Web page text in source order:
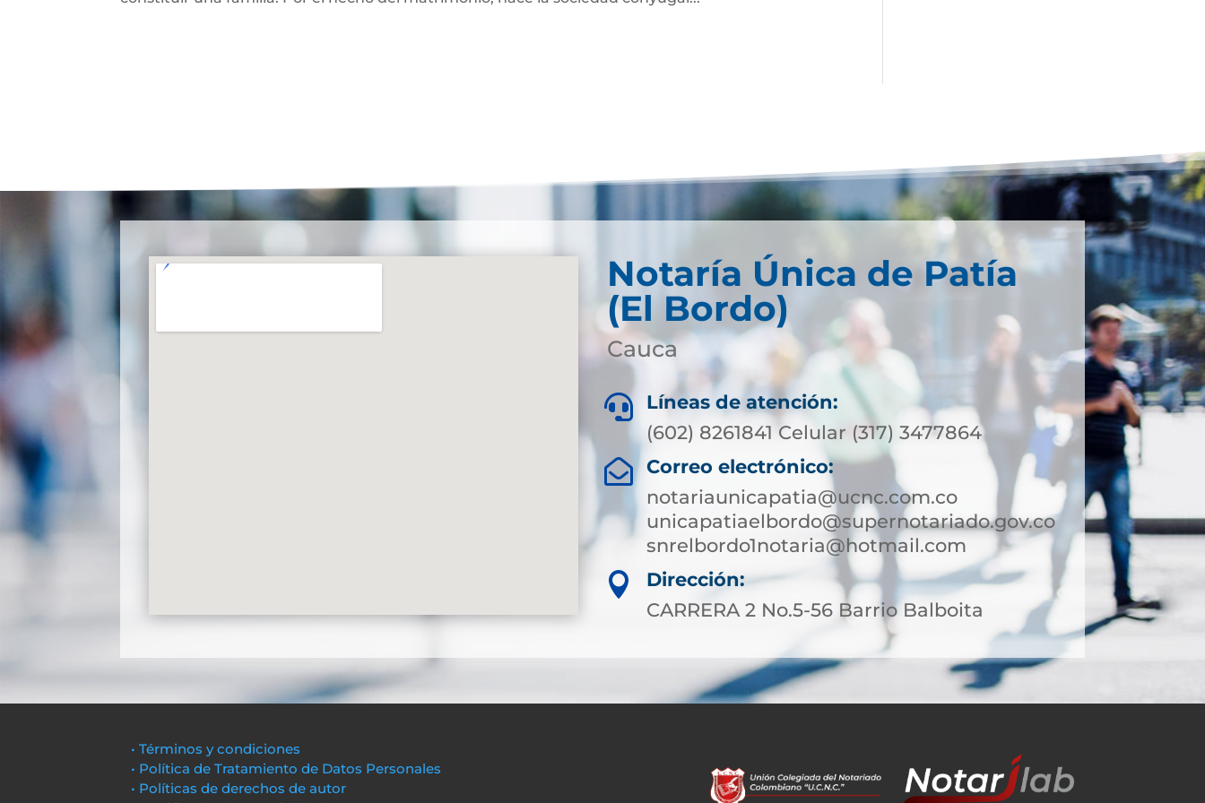
Notaría Única de Patía
(El Bordo)
Cauca

Líneas de atención:
(602) 8261841 Celular (317) 3477864

Correo electrónico:
notariaunicapatia@ucnc.com.co
unicapatiaelbordo@supernotariado.gov.co
snrelbordo1notaria@hotmail.com

Dirección:
CARRERA 2 No.5-56 Barrio Balboita
• Términos y condiciones
• Política de Tratamiento de Datos Personales
• Políticas de derechos de autor